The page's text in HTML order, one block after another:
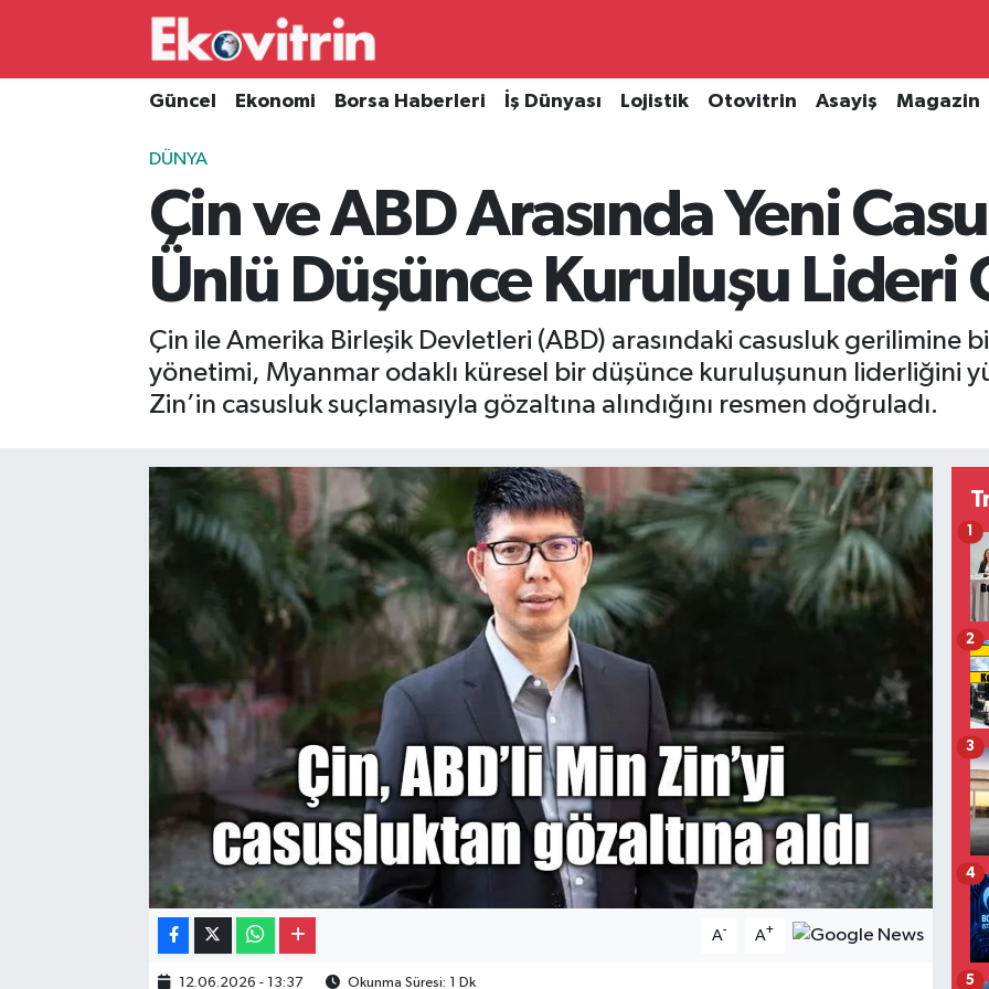
Güncel Ekonomi Borsa Haberleri İş Dünyası Lojistik Otovitrin Asayiş Magazin
DÜNYA
Çin ve ABD Arasında Yeni
Ünlü Düşünce Kuruluşu Lideri
Çin ile Amerika Birleşik Devletleri (ABD) arasındaki casusluk gerilimine
yönetimi, Myanmar odaklı küresel bir düşünce kuruluşunun liderliğini
Zin’in casusluk suçlamasıyla gözaltına alındığını resmen doğruladı.
A- A+
12.06.2026 - 13:37 Okunma Süresi: 1 Dk
2
3
4
5
Güncel
Borsa Haberleri
Gayrimenkul
Hava Durumu
Süper Lig Puan Durumu ve Fikstür
Tüm Manşetler
Son Dakika Haberleri
Haber Arşivi